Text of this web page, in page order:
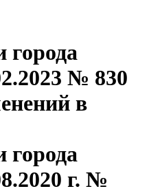
города
№ 830
в
города
г. №